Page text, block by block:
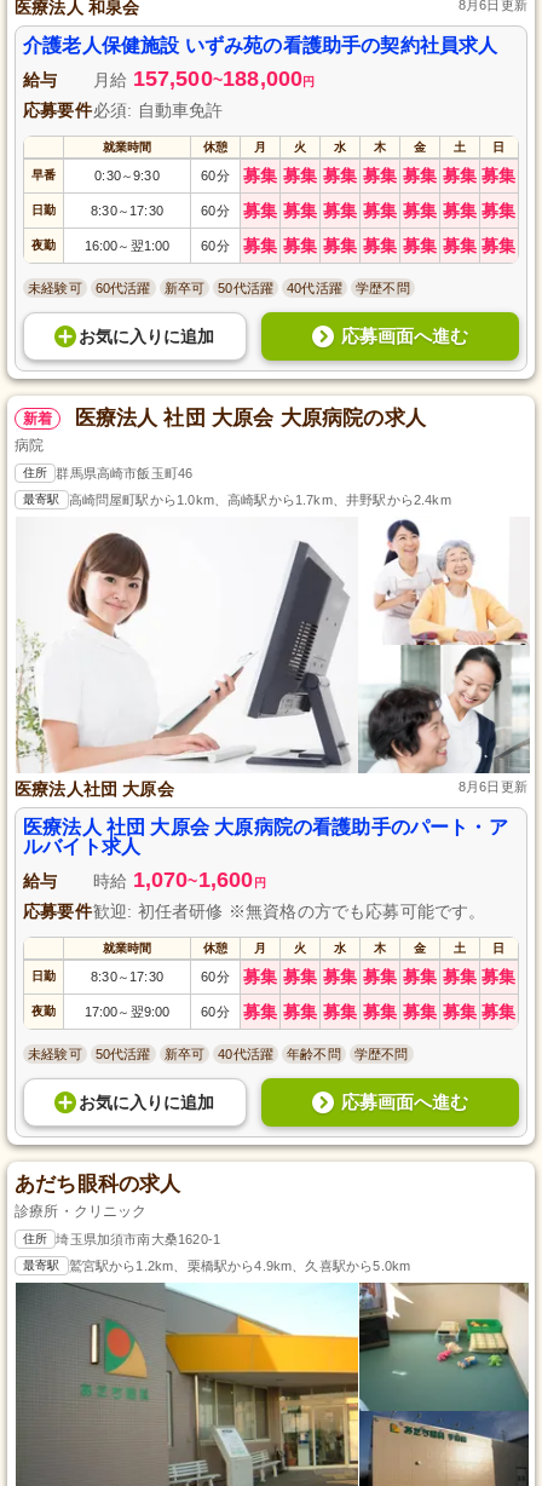
医療法人 和泉会 8月6日更新
介護老人保健施設 いずみ苑の看護助手の契約社員求人
給与 月給 157,500~188,000円
応募要件必須: 自動車免許
就業時間 休憩 月 火 水 木 金 土 日
早番 0:30～9:30 60分 募集 募集 募集 募集 募集 募集 募集
日勤 8:30～ 17:30 60分 募集 募集 募集 募集 募集 募集 募集
夜勤 16:00～ 翌1:00 60分 募集 募集 募集 募集 募集 募集 募集
未経験可 60代活躍 新卒可 50代活躍 40代活躍 学歴不問
お気に入り に追加 応募画面へ進む
新着 医療法人 社団 大原会 大原病院の求人
病院
住所 群馬県高崎市飯玉町46
最寄駅 高崎問屋町駅から1.0km、高崎駅から1.7km、井野駅から2.4km
医療法人社団 大原会 8月6日更新
医療法人 社団 大原会 大原病院の看護助手のパート・ア
ルバイト求人
給与 時給 1,070~1,600 円
応募要件歓迎: 初任者研修 ※無資格の方でも応募可能です。
就業時間 休憩 月 火 水 木 金 土 日
日勤 8:30～ 17:30 60分 募集 募集 募集 募集 募集 募集 募集
夜勤 17:00～ 翌9:00 60分 募集 募集 募集 募集 募集 募集 募集
未経験可 50代活躍 新卒可 40代活躍 年齢不問 学歴不問
お気に入り に追加 応募画面へ進む
あだち眼科の求人
診療所・クリニック
住所 埼玉県加須市南大桑1620-1
最寄駅 鷲宮駅から1.2km、栗橋駅から4.9km、久喜駅から5.0km